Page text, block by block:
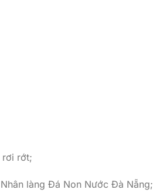
rơi rớt;
làng Đá Non Nước Đà Nẵng;